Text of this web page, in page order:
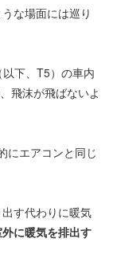
な場面には巡り
下、T5）の車内
飛沫が飛ばないよ
にエアコンと同じ
す代わりに暖気
に暖気を排出す